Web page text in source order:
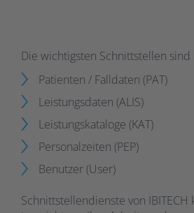
Die wichtigsten Schnittstellen sind
Patienten / Falldaten (PAT)
Leistungsdaten (ALIS)
Leistungskataloge (KAT)
Personalzeiten (PEP)
Benutzer (User)
Schnittstellendienste von IBITECH